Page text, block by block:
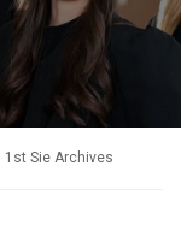
1st Sie Archives